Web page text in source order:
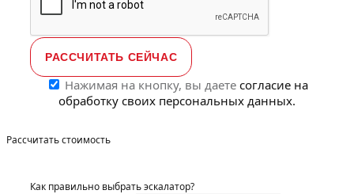
Нажимая на кнопку, вы даете согласие на
обработку своих персональных данных.
Рассчитать стоимость
Как правильно выбрать эскалатор?